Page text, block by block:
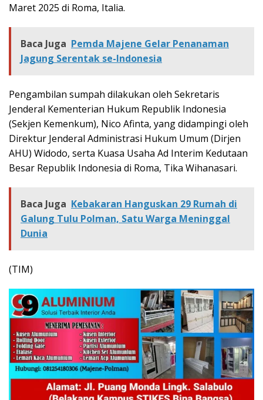
Maret 2025 di Roma, Italia.
Baca Juga Pemda Majene Gelar Penanaman
Jagung Serentak se-Indonesia
Pengambilan sumpah dilakukan oleh Sekretaris
Jenderal Kementerian Hukum Republik Indonesia
(Sekjen Kemenkum), Nico Afinta, yang didampingi oleh
Direktur Jenderal Administrasi Hukum Umum (Dirjen
AHU) Widodo, serta Kuasa Usaha Ad Interim Kedutaan
Besar Republik Indonesia di Roma, Tika Wihanasari.
Baca Juga Kebakaran Hanguskan 29 Rumah di
Galung Tulu Polman, Satu Warga Meninggal
Dunia
(TIM)